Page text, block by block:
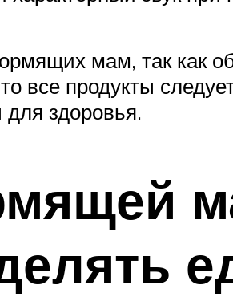
мам, так как
все продукты
здоровья.